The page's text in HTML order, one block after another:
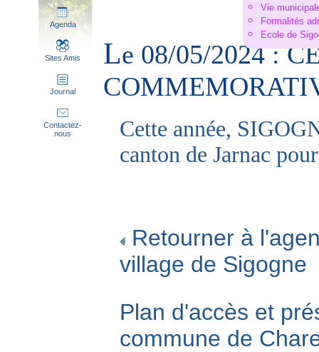
Agenda
Sites Amis
Journal
Contactez-
nous
Vie
Formalités
Ecole de
Le 08/05/2024 :
Cette année,
canton de Jarnac
Retourner à
village de Sigogne
Plan d'accès et
commune de